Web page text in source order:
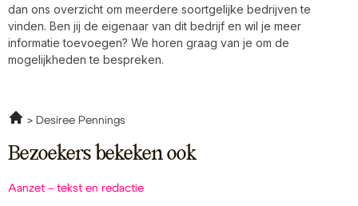
dan ons overzicht om meerdere soortgelijke bedrijven te
vinden. Ben jij de eigenaar van dit bedrijf en wil je meer
informatie toevoegen? We horen graag van je om de
mogelijkheden te bespreken.
Desiree Pennings
Bezoekers bekeken ook
Aanzet – tekst en redactie